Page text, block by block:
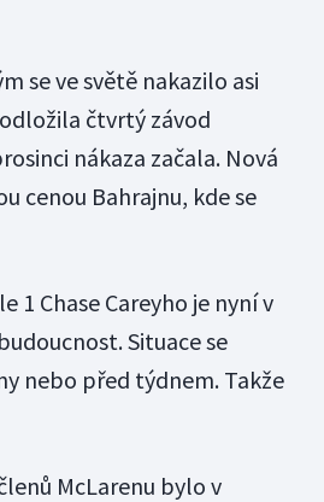
se ve světě nakazilo asi
čtvrtý závod
nákaza začala. Nová
cenou Bahrajnu, kde se
Chase Careyho je nyní v
Situace se
nebo před týdnem. Takže
McLarenu bylo v